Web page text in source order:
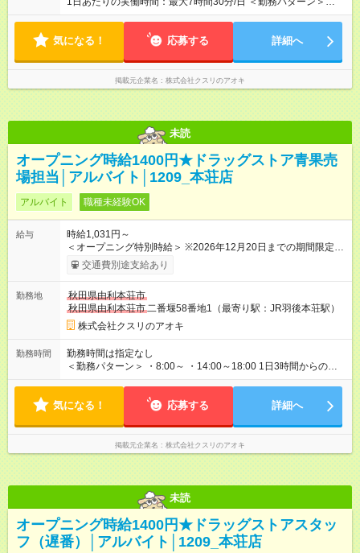
8:00～14:00 1日5時間 ※7～7.5時間のフルタイム歓迎
気になる！ 応募する 詳細へ
掲載元企業名 株式会社クスリのアオキ
未読
オープニング時給1400円★ドラッグストア青果売
場担当│アルバイト│1209_本荘店
アルバイト 職種未経験OK
給与
時給1,031円～
＜オープニング特別時給＞ ※2026年12月20日までの期間限定特
別時給 8:30～17:00 時給1400円 17:00～22:00 時給1500円
※2026年12月21日～通常時給適用 8:30～17:00 時給1031円
降 25％増し（営業店舗のみ） ※2026年12月21日～適用 ★下
記当社条件に対応できる方は時給――― 8:00～17:00＋69円
17:00～22:00＋100円 ★当社条件★ 近隣店舗へのヘルプが可能
な方 【試用期間】試用期間なし
交通費別途支給あり
勤務地
秋田県由利本荘市
秋田県由利本荘市二番堰58番地1（最寄り駅：JR羽後本荘駅）
株式会社クスリのアオキ
勤務時間
勤務時間は指定なし
＜勤務パターン＞ ・8:00～ ・14:00～18:00 1日3時間からの勤
務OK！！ 週2日以上勤務可能な方 ※1日の実働時間が法定労働時
気になる！ 応募する 詳細へ
掲載元企業名 株式会社クスリのアオキ
未読
オープニング時給1400円★ドラッグストアスタッ
フ（遅番）│アルバイト│1209_本荘店